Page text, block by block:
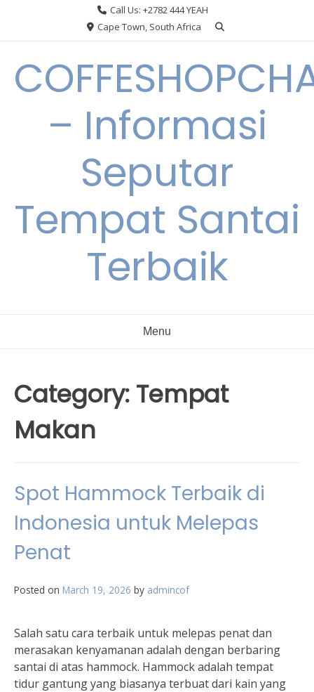
Call Us: +2782 444 YEAH
Cape Town, South Africa
– Informasi
Seputar
Tempat Santai
Terbaik
Menu
Category: Tempat
Makan
Spot Hammock Terbaik di
Indonesia untuk Melepas
Penat
Posted on March 19, 2026 by admincof
Salah satu cara terbaik untuk melepas penat dan
merasakan kenyamanan adalah dengan berbaring
santai di atas hammock. Hammock adalah tempat
tidur gantung yang biasanya terbuat dari kain yang